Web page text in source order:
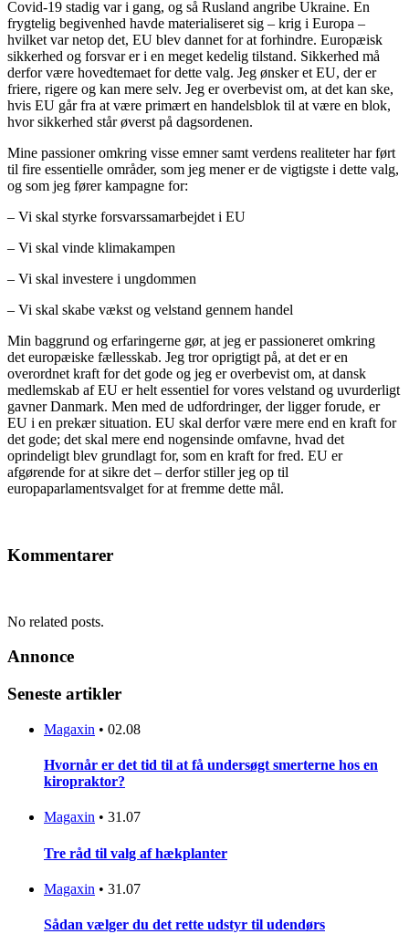
Covid-19 stadig var i gang, og så Rusland angribe Ukraine. En
frygtelig begivenhed havde materialiseret sig – krig i Europa –
hvilket var netop det, EU blev dannet for at forhindre. Europæisk
sikkerhed og forsvar er i en meget kedelig tilstand. Sikkerhed må
derfor være hovedtemaet for dette valg. Jeg ønsker et EU, der er
friere, rigere og kan mere selv. Jeg er overbevist om, at det kan ske,
hvis EU går fra at være primært en handelsblok til at være en blok,
hvor sikkerhed står øverst på dagsordenen.
Mine passioner omkring visse emner samt verdens realiteter har ført
til fire essentielle områder, som jeg mener er de vigtigste i dette valg,
og som jeg fører kampagne for:
– Vi skal styrke forsvarssamarbejdet i EU
– Vi skal vinde klimakampen
– Vi skal investere i ungdommen
– Vi skal skabe vækst og velstand gennem handel
Min baggrund og erfaringerne gør, at jeg er passioneret omkring
det europæiske fællesskab. Jeg tror oprigtigt på, at det er en
overordnet kraft for det gode og jeg er overbevist om, at dansk
medlemskab af EU er helt essentiel for vores velstand og uvurderligt
gavner Danmark. Men med de udfordringer, der ligger forude, er
EU i en prekær situation. EU skal derfor være mere end en kraft for
det gode; det skal mere end nogensinde omfavne, hvad det
oprindeligt blev grundlagt for, som en kraft for fred. EU er
afgørende for at sikre det – derfor stiller jeg op til
europaparlamentsvalget for at fremme dette mål.
Kommentarer
No related posts.
Annonce
Seneste artikler
Magaxin • 02.08
Hvornår er det tid til at få undersøgt smerterne hos en
kiropraktor?
Magaxin • 31.07
Tre råd til valg af hækplanter
Magaxin • 31.07
Sådan vælger du det rette udstyr til udendørs